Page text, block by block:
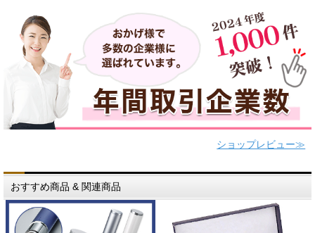
ショップレビュー≫
おすすめ商品 & 関連商品